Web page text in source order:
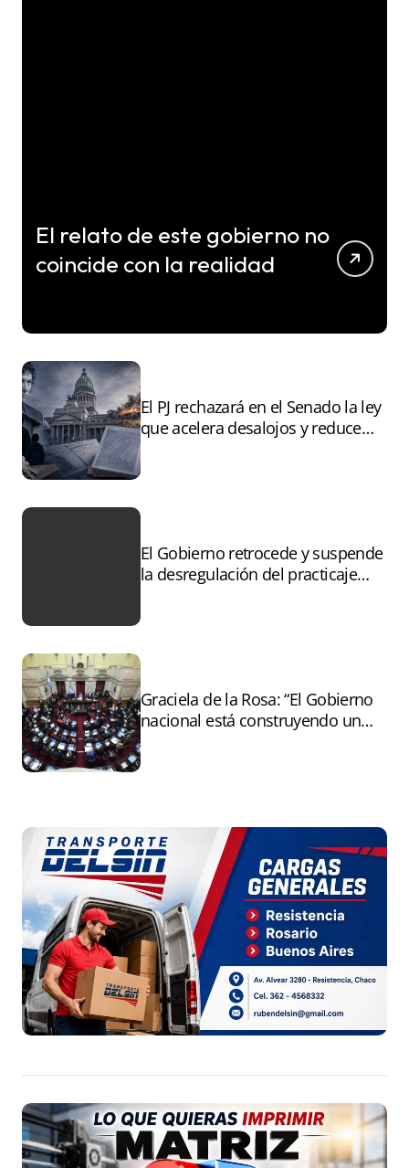
El relato de este gobierno no
coincide con la realidad
El PJ rechazará en el Senado la ley
que acelera desalojos y reduce
El Gobierno retrocede y suspende
la desregulación del practicaje
Graciela de la Rosa: “El Gobierno
nacional está construyendo un